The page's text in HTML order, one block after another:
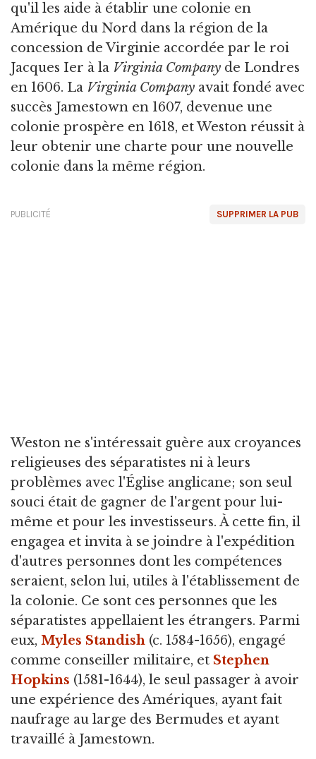
qu'il les aide à établir une colonie en
Amérique du Nord dans la région de la
concession de Virginie accordée par le roi
Jacques Ier à la Virginia Company de Londres
en 1606. La Virginia Company avait fondé avec
succès Jamestown en 1607, devenue une
colonie prospère en 1618, et Weston réussit à
leur obtenir une charte pour une nouvelle
colonie dans la même région.
SUPPRIMER LA PUB
PUBLICITÉ
Weston ne s'intéressait guère aux croyances
religieuses des séparatistes ni à leurs
problèmes avec l'Église anglicane; son seul
souci était de gagner de l'argent pour lui-
même et pour les investisseurs. À cette fin, il
engagea et invita à se joindre à l'expédition
d'autres personnes dont les compétences
seraient, selon lui, utiles à l'établissement de
la colonie. Ce sont ces personnes que les
séparatistes appellaient les étrangers. Parmi
eux, Myles Standish (c. 1584-1656), engagé
comme conseiller militaire, et Stephen
Hopkins (1581-1644), le seul passager à avoir
une expérience des Amériques, ayant fait
naufrage au large des Bermudes et ayant
travaillé à Jamestown.